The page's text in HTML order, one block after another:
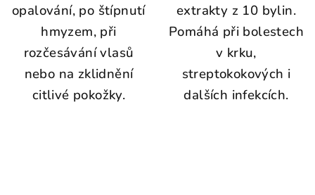
opalování, po štípnutí
hmyzem, při
rozčesávání vlasů
nebo na zklidnění
citlivé pokožky.
extrakty z 10 bylin.
Pomáhá při bolestech
v krku,
streptokokových i
dalších infekcích.